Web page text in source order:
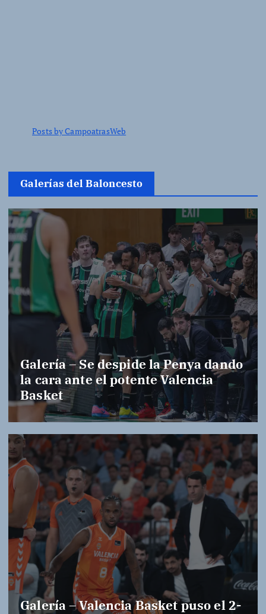
Posts by CampoatrasWeb
Galerías del Baloncesto
Galería – Se despide la Penya dando
la cara ante el potente Valencia
Basket
Galería – Valencia Basket puso el 2-